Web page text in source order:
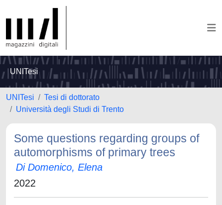
UNITesi
UNITesi
Tesi di dottorato
Università degli Studi di Trento
Some questions regarding groups of
automorphisms of primary trees
Di Domenico, Elena
2022